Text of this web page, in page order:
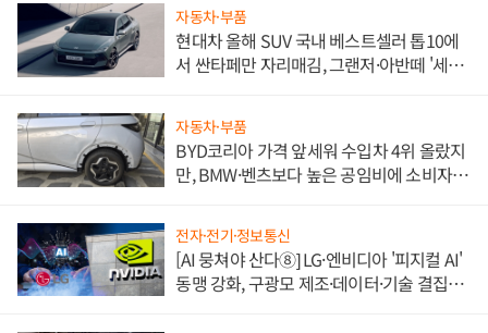
자동차·부품
현대차 올해 SUV 국내 베스트셀러 톱10에
서 싼타페만 자리매김, 그랜저·아반떼 '세단
자동차·부품
BYD코리아 가격 앞세워 수입차 4위 올랐지
만, BMW·벤츠보다 높은 공임비에 소비자
전자·전기·정보통신
[AI 뭉쳐야 산다⑧] LG·엔비디아 '피지컬 AI'
동맹 강화, 구광모 제조·데이터·기술 결집